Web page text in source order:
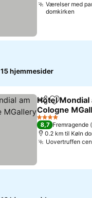
Værelser med
domkirken
15 hjemmesider
Del Føj til
Hotel Mondial
Cologne
Se priser
4 Stjerner
8,7 Fremragende
0.2 km til Køln
Uovertruffen